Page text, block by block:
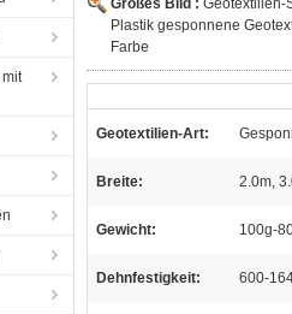
Großes Bild : Geotextilien-
Plastik gesponnene
Farbe
Geotextilien-Art:
Breite: 2.0m,
Gewicht: 100g-
Dehnfestigkeit: 600-